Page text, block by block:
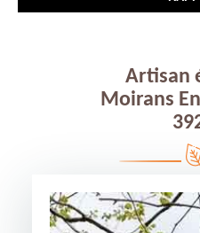
Artisan
Moirans